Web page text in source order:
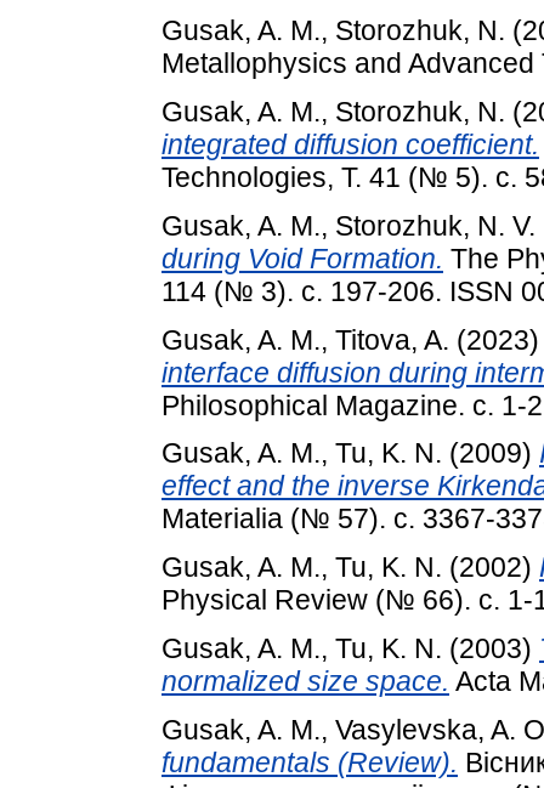
Gusak, A. M., Storozhuk, N.
Metallophysics and
Gusak, A. M., Storozhuk, N.
integrated diffusion coefficient.
Technologies, Т. 41 (№ 5). с.
Gusak, A. M., Storozhuk, N. V.
during Void Formation. The
114 (№ 3). с. 197-206. ISSN
Gusak, A. M., Titova, A.
interface diffusion during
Philosophical Magazine. с. 1-
Gusak, A. M., Tu, K. N. (2009)
effect and the inverse
Materialia (№ 57). с. 3367-
Gusak, A. M., Tu, K. N. (2002)
Physical Review (№ 66). с. 1-
Gusak, A. M., Tu, K. N. (2003)
normalized size space. Acta
Gusak, A. M., Vasylevska, A.
fundamentals (Review).